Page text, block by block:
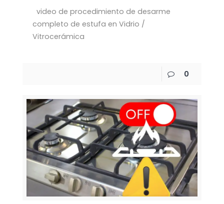
video de procedimiento de desarme
completo de estufa en Vidrio /
Vitrocerámica
0